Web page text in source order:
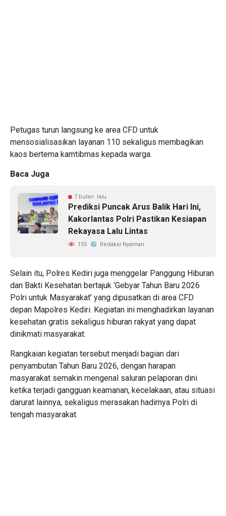
Petugas turun langsung ke area CFD untuk
mensosialisasikan layanan 110 sekaligus membagikan
kaos bertema kamtibmas kepada warga.
Baca Juga
7 bulan lalu
Prediksi Puncak Arus Balik Hari Ini,
Kakorlantas Polri Pastikan Kesiapan
Rekayasa Lalu Lintas
155 Redaksi Nyaman
Selain itu, Polres Kediri juga menggelar Panggung Hiburan
dan Bakti Kesehatan bertajuk ‘Gebyar Tahun Baru 2026
Polri untuk Masyarakat’ yang dipusatkan di area CFD
depan Mapolres Kediri. Kegiatan ini menghadirkan layanan
kesehatan gratis sekaligus hiburan rakyat yang dapat
dinikmati masyarakat.
Rangkaian kegiatan tersebut menjadi bagian dari
penyambutan Tahun Baru 2026, dengan harapan
masyarakat semakin mengenal saluran pelaporan dini
ketika terjadi gangguan keamanan, kecelakaan, atau situasi
darurat lainnya, sekaligus merasakan hadirnya Polri di
tengah masyarakat.